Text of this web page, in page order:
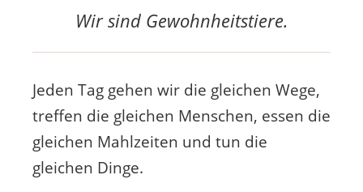
Wir sind Gewohnheitstiere.
Jeden Tag gehen wir die gleichen Wege,
treffen die gleichen Menschen, essen die
gleichen Mahlzeiten und tun die
gleichen Dinge.